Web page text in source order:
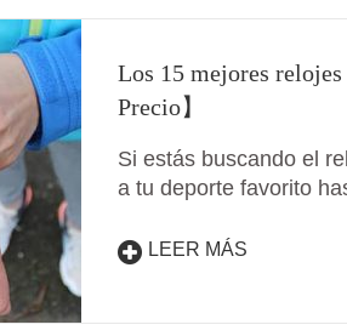
Los 15 mejores
Precio】
Si estás buscando el
a tu deporte favorito
LEER MÁS